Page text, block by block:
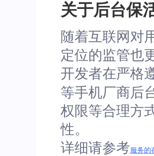
关于后台保
随着互联网对
定位的监管也
开发者在严格
等手机厂商后
权限等合理方
性。
详细请参考服务的